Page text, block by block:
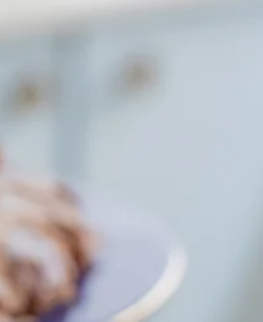
poussant la porte du Passage
qui résonnent: on tombe sur Culottée Opéra. Pas
d'enseigne criarde. Juste une
une équipe qui prépare depuis